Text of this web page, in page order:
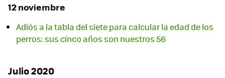
12 noviembre
Adiós a la tabla del siete para calcular la edad de los
perros: sus cinco años son nuestros 56
Julio 2020